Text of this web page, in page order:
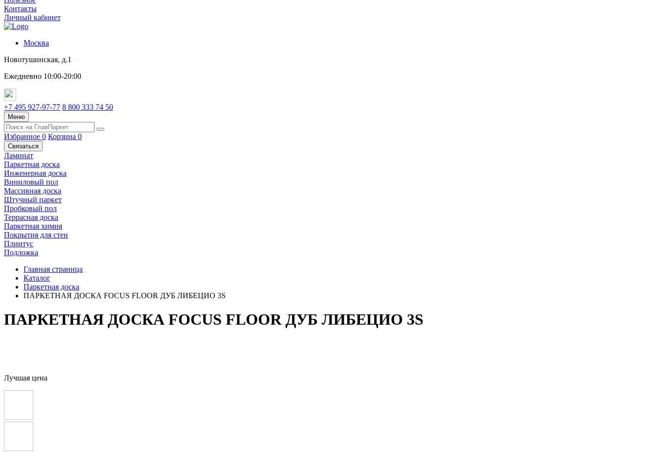
Контакты
Личный кабинет
Москва
Новотушинская, д.1
Ежедневно 10:00-20:00
+7 495 927-97-77 8 800 333 74 50
Меню
Избранное 0 Корзина 0
Связаться
Ламинат
Паркетная доска
Инженерная доска
Виниловый пол
Массивная доска
Штучный паркет
Пробковый пол
Террасная доска
Паркетная химия
Покрытия для стен
Плинтус
Подложка
Главная страница
Каталог
Паркетная доска
ПАРКЕТНАЯ ДОСКА FOCUS FLOOR ДУБ ЛИБЕЦИО 3S
ПАРКЕТНАЯ ДОСКА FOCUS FLOOR ДУБ ЛИБЕЦИО 3S
Лучшая цена